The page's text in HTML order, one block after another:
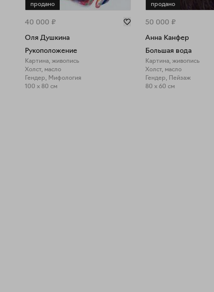
продано
40 000 ₽
Оля Душкина
Рукоположение
Картина, живопись
Холст, масло
Гендер, Мифология
100 x 80 см
продано
50 000 ₽
Анна Канфер
Большая вода
Картина, живопись
Холст, масло
Гендер, Пейзаж
80 x 60 см